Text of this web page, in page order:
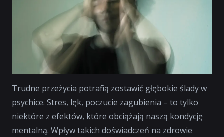
Trudne przeżycia potrafią zostawić głębokie ślady w
psychice. Stres, lęk, poczucie zagubienia – to tylko
niektóre z efektów, które obciążają naszą kondycję
mentalną. Wpływ takich doświadczeń na zdrowie